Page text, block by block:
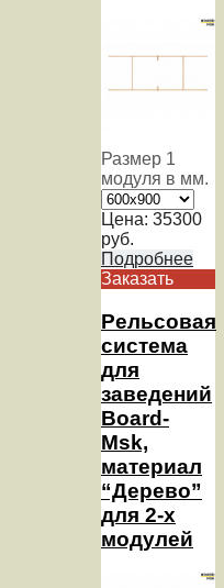
Размер 1
модуля в мм.
Цена: 35300
руб.
Подробнее
Заказать
Рельсовая
система
для
заведений
Board-
Msk,
материал
“Дерево”
для 2-х
модулей